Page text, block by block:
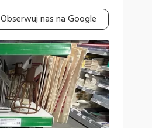
Obserwuj nas na Google